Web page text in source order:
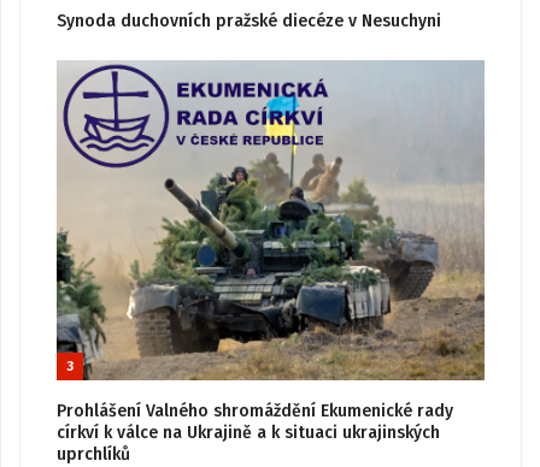
Synoda duchovních pražské diecéze v Nesuchyni
3
Prohlášení Valného shromáždění Ekumenické rady
církví k válce na Ukrajině a k situaci ukrajinských
uprchlíků